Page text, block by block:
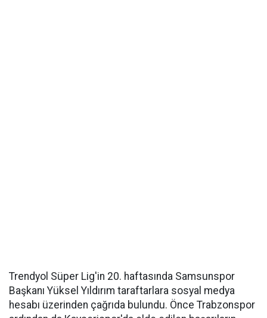
Trendyol Süper Lig'in 20. haftasında Samsunspor
Başkanı Yüksel Yıldırım taraftarlara sosyal medya
hesabı üzerinden çağrıda bulundu. Önce Trabzonspor